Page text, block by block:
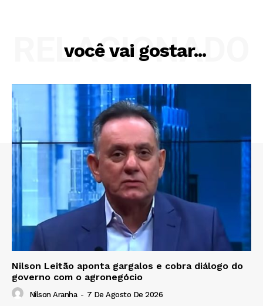
você vai gostar...
RELACIONADO
Nilson Leitão aponta gargalos e cobra diálogo do
governo com o agronegócio
Nilson Aranha - 7 De Agosto De 2026